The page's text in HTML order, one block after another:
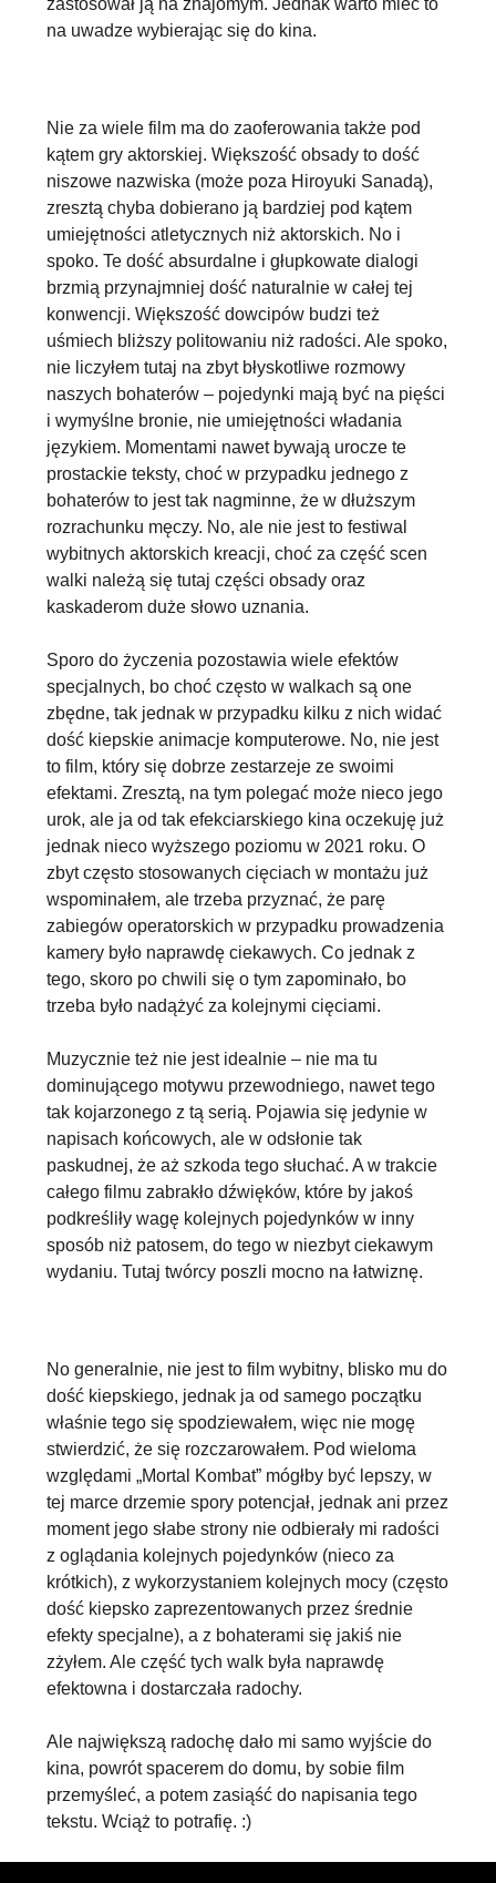
na uwadze wybierając się do kina.
Nie za wiele film ma do zaoferowania także pod
kątem gry aktorskiej. Większość obsady to dość
niszowe nazwiska (może poza Hiroyuki Sanadą),
zresztą chyba dobierano ją bardziej pod kątem
umiejętności atletycznych niż aktorskich. No i
spoko. Tedość absurdalne i głupkowate dialogi
brzmią przynajmniej dość naturalnie w całej tej
konwencji. Większość dowcipów budzi też
uśmiech bliższy politowaniu niż radości. Ale spoko,
nie liczyłem tutaj na zbyt błyskotliwe rozmowy
naszych bohaterów – pojedynki mają być na pięści
i wymyślne bronie, nie umiejętności władania
językiem. Momentami nawet bywają urocze te
prostackie teksty, choć w przypadku jednego z
bohaterów to jest tak nagminne, że w dłuższym
rozrachunku męczy. No, ale nie jest to festiwal
wybitnych aktorskich kreacji, choć za część scen
walki należą się tutaj części obsady oraz
kaskaderom duże słowo uznania.
Sporo do życzenia pozostawia wiele efektów
specjalnych, bo choć często w walkach są one
zbędne, tak jednak w przypadku kilku z nich widać
dość kiepskie animacje komputerowe. No, nie jest
to film, który się dobrze zestarzeje ze swoimi
efektami. Zresztą, na tym polegać może nieco jego
urok, ale jaod tak efekciarskiego kina oczekuję już
jednak nieco wyższego poziomu w 2021 roku. O
zbyt często stosowanych cięciach w montażu już
wspominałem, ale trzeba przyznać, że parę
zabiegów operatorskich w przypadku prowadzenia
kamery było naprawdę ciekawych. Co jednak z
tego, skoro po chwili się o tym zapominało, bo
trzeba było nadążyć za kolejnymi cięciami.
Muzycznie też nie jest idealnie – nie ma tu
dominującego motywu przewodniego, nawet tego
tak kojarzonego z tą serią. Pojawia się jedynie w
napisach końcowych, ale w odsłonie tak
paskudnej, że aż szkoda tego słuchać. A w trakcie
całego filmu zabrakło dźwięków, które by jakoś
podkreśliły wagę kolejnych pojedynków w inny
sposób niż patosem, do tego w niezbyt ciekawym
wydaniu. Tutaj twórcy poszli mocno na łatwiznę.
No generalnie, nie jest to film wybitny, blisko mu do
dość kiepskiego, jednak ja od samego początku
właśnie tego się spodziewałem, więc nie mogę
stwierdzić, że się rozczarowałem. Pod wieloma
względami „Mortal Kombat” mógłby być lepszy, w
tej marce drzemie spory potencjał, jednak ani przez
moment jego słabe strony nie odbierały mi radości
z oglądania kolejnych pojedynków (nieco za
krótkich), z wykorzystaniem kolejnych mocy (często
dość kiepsko zaprezentowanych przez średnie
efekty specjalne), a z bohaterami się jakiś nie
zżyłem. Ale część tych walk była naprawdę
efektowna i dostarczała radochy.
Ale największą radochę dało mi samo wyjście do
kina, powrót spacerem do domu, by sobie film
przemyśleć, a potem zasiąść do napisania tego
tekstu. Wciąż to potrafię. :)